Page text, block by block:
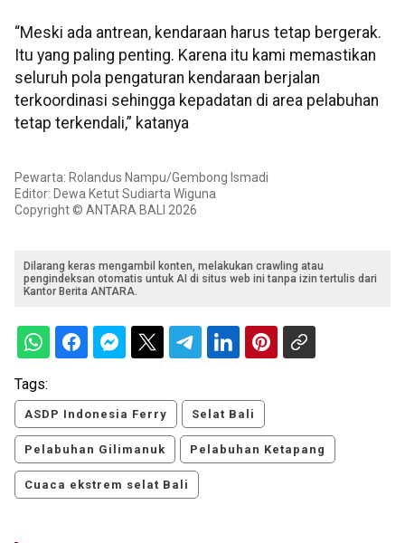
“Meski ada antrean, kendaraan harus tetap bergerak.
Itu yang paling penting. Karena itu kami memastikan
seluruh pola pengaturan kendaraan berjalan
terkoordinasi sehingga kepadatan di area pelabuhan
tetap terkendali,” katanya
Pewarta: Rolandus Nampu/Gembong Ismadi
Editor: Dewa Ketut Sudiarta Wiguna
Copyright © ANTARA BALI 2026
Dilarang keras mengambil konten, melakukan crawling atau
pengindeksan otomatis untuk AI di situs web ini tanpa izin tertulis dari
Kantor Berita ANTARA.
Tags:
ASDP Indonesia Ferry Selat Bali
Pelabuhan Gilimanuk Pelabuhan Ketapang
Cuaca ekstrem selat Bali